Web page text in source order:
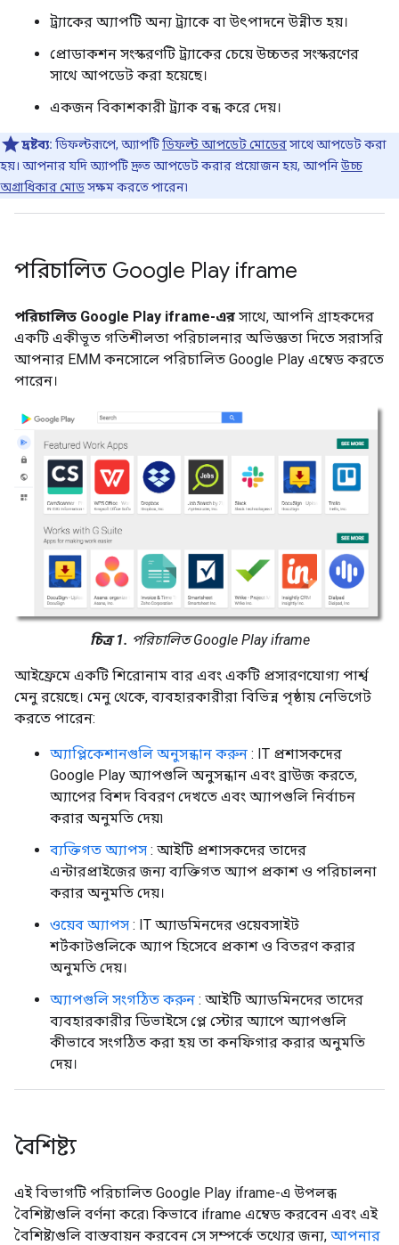
ট্র্যাকের অ্যাপটি অন্য ট্র্যাকে বা উৎপাদনে উন্নীত হয়।
প্রোডাকশন সংস্করণটি ট্র্যাকের চেয়ে উচ্চতর সংস্করণের
সাথে আপডেট করা হয়েছে।
একজন বিকাশকারী ট্র্যাক বন্ধ করে দেয়।
দ্রষ্টব্য: ডিফল্টরূপে, অ্যাপটিডিফল্ট আপডেট মোডেরসাথে আপডেট করা
হয়। আপনার যদি অ্যাপটি দ্রুত আপডেট করার প্রয়োজন হয়, আপনিউচ্চ
অগ্রাধিকার মোডসক্ষম করতে পারেন৷
পরিচালিত Google Play iframe
পরিচালিত Google Play iframe-এর সাথে, আপনি গ্রাহকদের
একটি একীভূত গতিশীলতা পরিচালনার অভিজ্ঞতা দিতে সরাসরি
আপনার EMM কনসোলে পরিচালিত Google Play এম্বেড করতে
পারেন।
চিত্র 1. পরিচালিত Google Play iframe
আইফ্রেমে একটি শিরোনাম বার এবং একটি প্রসারণযোগ্য পার্শ্ব
মেনু রয়েছে। মেনু থেকে, ব্যবহারকারীরা বিভিন্ন পৃষ্ঠায় নেভিগেট
করতে পারেন:
অ্যাপ্লিকেশানগুলি অনুসন্ধান করুন : IT প্রশাসকদের
Google Play অ্যাপগুলি অনুসন্ধান এবং ব্রাউজ করতে,
অ্যাপের বিশদ বিবরণ দেখতে এবং অ্যাপগুলি নির্বাচন
করার অনুমতি দেয়৷
ব্যক্তিগত অ্যাপস : আইটি প্রশাসকদের তাদের
এন্টারপ্রাইজের জন্য ব্যক্তিগত অ্যাপ প্রকাশ ও পরিচালনা
করার অনুমতি দেয়।
ওয়েব অ্যাপস : IT অ্যাডমিনদের ওয়েবসাইট
শর্টকাটগুলিকে অ্যাপ হিসেবে প্রকাশ ও বিতরণ করার
অনুমতি দেয়।
অ্যাপগুলি সংগঠিত করুন : আইটি অ্যাডমিনদের তাদের
ব্যবহারকারীর ডিভাইসে প্লে স্টোর অ্যাপে অ্যাপগুলি
কীভাবে সংগঠিত করা হয় তা কনফিগার করার অনুমতি
দেয়।
বৈশিষ্ট্য
এই বিভাগটি পরিচালিত Google Play iframe-এ উপলব্ধ
বৈশিষ্ট্যগুলি বর্ণনা করে৷ কিভাবে iframe এম্বেড করবেন এবং এই
বৈশিষ্ট্যগুলি বাস্তবায়ন করবেন সে সম্পর্কে তথ্যের জন্য, আপনার